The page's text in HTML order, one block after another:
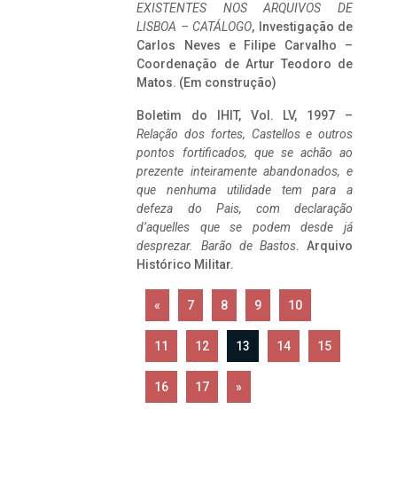
EXISTENTES NOS ARQUIVOS DE
LISBOA – CATÁLOGO, Investigação de
Carlos Neves e Filipe Carvalho –
Coordenação de Artur Teodoro de
Matos. (Em construção)
Boletim do IHIT, Vol. LV, 1997 –
Relação dos fortes, Castellos e outros
pontos fortificados, que se achão ao
prezente inteiramente abandonados, e
que nenhuma utilidade tem para a
defeza do Pais, com declaração
d’aquelles que se podem desde já
desprezar. Barão de Bastos. Arquivo
Histórico Militar.
« 7 8 9 10
11 12 13 14 15
16 17 »